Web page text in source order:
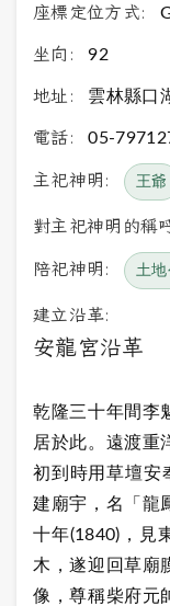
座標定位方式:
坐向: 92
地址: 雲林縣口
電話: 05-
主祀神明: 王爺
對主祀神明的稱
陪祀神明: 土地
建立沿革:
安龍宮沿革
乾隆三十年間李
居於此。遠渡重
初到時用草壇安
建廟宇，名「龍
十年(1840)，見
木，遂迎回草廟
像，尊稱柴府元